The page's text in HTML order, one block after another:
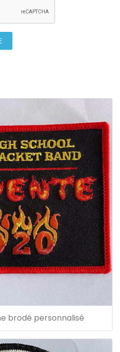
brodé personnalisé